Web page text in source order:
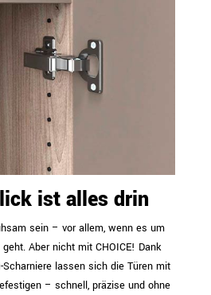
ist alles drin
sein – vor allem, wenn es um
Aber nicht mit CHOICE! Dank
Scharniere lassen sich die Türen mit
– schnell, präzise und ohne